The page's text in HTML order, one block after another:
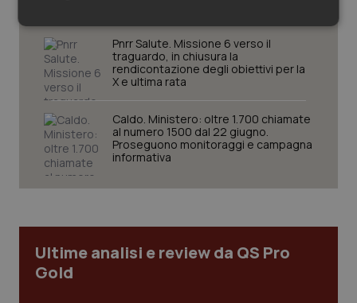
Vaccini
Pnrr Salute. Missione 6 verso il
traguardo, in chiusura la
rendicontazione degli obiettivi per la
X e ultima rata
Caldo. Ministero: oltre 1.700 chiamate
al numero 1500 dal 22 giugno.
Proseguono monitoraggi e campagna
informativa
Ultime analisi e review da QS Pro
Gold
Necessari Statistici Marketing
Necessari Statistici Marketing
I cookie necessari contribuiscono a rendere fruibile il